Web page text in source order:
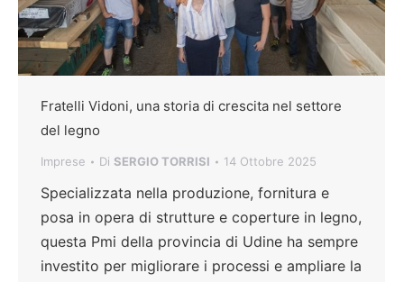
Fratelli Vidoni, una storia di crescita nel settore
del legno
Imprese Di SERGIO TORRISI 14 Ottobre 2025
Specializzata nella produzione, fornitura e
posa in opera di strutture e coperture in legno,
questa Pmi della provincia di Udine ha sempre
investito per migliorare i processi e ampliare la